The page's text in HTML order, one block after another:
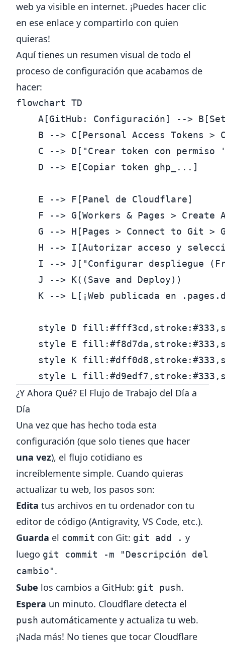
web ya visible en internet. ¡Puedes hacer clic
en ese enlace y compartirlo con quien
quieras!
Aquí tienes un resumen visual de todo el
proceso de configuración que acabamos de
hacer:
flowchart TD
A[GitHub: Configuración] -->
B --> C[Personal Access Tokens >
C --> D["Crear token con permiso
    D --> E[Copiar token ghp_...]
    E --> F[Panel de Cloudflare]
F --> G[Workers & Pages > Create
G --> H[Pages > Connect to Git >
H --> I[Autorizar acceso y
I --> J["Configurar despliegue
    J --> K((Save and Deploy))
K --> L[¡Web publicada en
style D
style E
style K
¿Y Ahora Qué? El Flujo de Trabajo del Día a
Día
Una vez que has hecho toda esta
configuración (que solo tienes que hacer
una vez), el flujo cotidiano es
increíblemente simple. Cuando quieras
actualizar tu web, los pasos son:
Edita tus archivos en tu ordenador con tu
editor de código (Antigravity, VS Code, etc.).
Guarda el commit con Git: git add . y
luego git commit -m "Descripción del
cambio".
Sube los cambios a GitHub: git push.
Espera un minuto. Cloudflare detecta el
push automáticamente y actualiza tu web.
¡Nada más! No tienes que tocar Cloudflare